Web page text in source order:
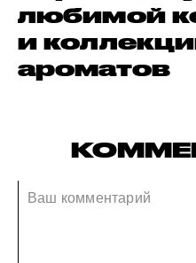
любимой
и
ароматов